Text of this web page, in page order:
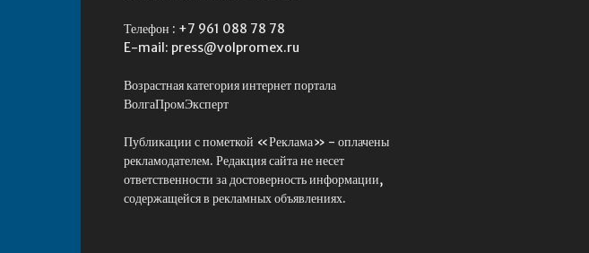
Телефон : +7 961 088 78 78
E-mail: press@volpromex.ru
Возрастная категория интернет портала
ВолгаПромЭксперт
Публикации с пометкой «Реклама» - оплачены
рекламодателем. Редакция сайта не несет
ответственности за достоверность информации,
содержащейся в рекламных объявлениях.